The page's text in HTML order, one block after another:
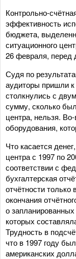
Контрольно-
эффективность
бюджета,
ситуационного
26 февраля, перед
Судя по
аудиторы пришли
столкнулись с
сумму, сколько
центра, нельзя.
оборудования,
Что касается
центра с 1997 по
соответствии с
бухгалтерская
отчётности
окончания
о
которых
Трудность в
что в 1997 году
американских